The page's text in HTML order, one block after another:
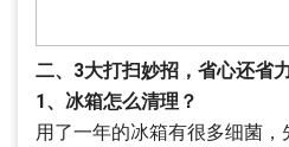
二、3大打扫妙招，省心还省
1、冰箱怎么清理？
用了一年的冰箱有很多细菌